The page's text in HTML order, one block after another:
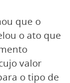
que o
o ato que
valor
o tipo de